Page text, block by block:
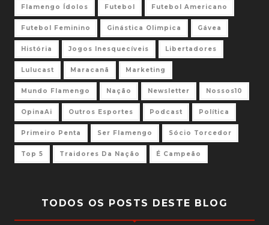
Flamengo Ídolos Futebol Futebol Americano
Futebol Feminino Ginástica Olimpica Gávea
História Jogos Inesquecíveis Libertadores
Lulucast Maracanã Marketing
Mundo Flamengo Nação Newsletter Nossos10
OpinaAi Outros Esportes Podcast Política
Primeiro Penta Ser Flamengo Sócio Torcedor
Top 5 Traidores Da Nação É Campeão
TODOS OS POSTS DESTE BLOG